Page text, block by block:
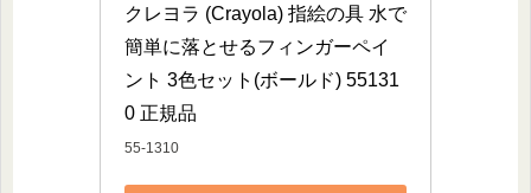
クレヨラ (Crayola) 指絵の具 水で
簡単に落とせるフィンガーペイ
ント 3色セット(ボールド) 55131
0 正規品
55-1310